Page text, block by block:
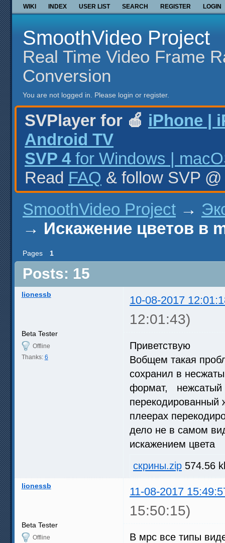
WIKI INDEX USER LIST SEARCH REGISTER LOGIN
SmoothVideo Project
Real Time Video Frame
Conversion
You are not logged in. Please login or register.
SVPlayer for 🍎 iPhone |
Android TV
SVP 4 for Windows |
Read FAQ & follow SVP
SmoothVideo Project →
→ Искажение цветов в
Pages 1
Posts: 15
lionessb 10-08-2017
12:01:43)
Beta Tester
Offline
Thanks: 6
Приветствую
Вобщем такая
сохранил в
формат, нежсатый
перекодированный
плеерах
дело не в самом
искажением цвета
скрины.zip 574.56
lionessb 11-08-2017
15:50:15)
Beta Tester
Offline
В мрс все типы